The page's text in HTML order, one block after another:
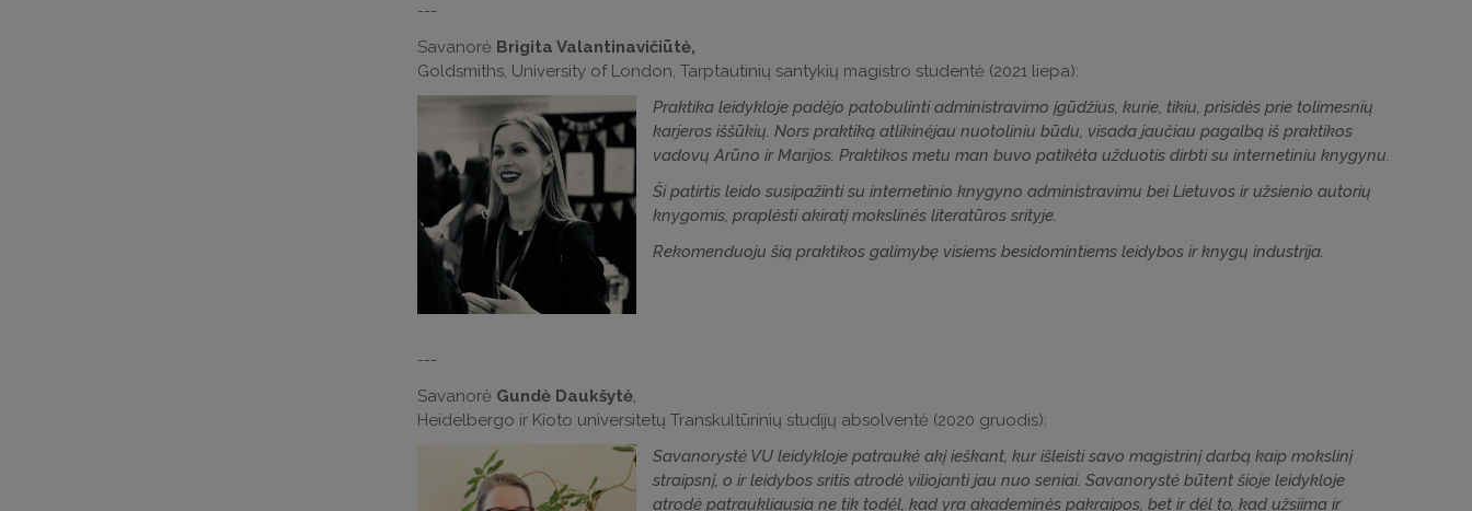
---
Savanorė Brigita Valantinavičiūtė,
Goldsmiths, University of London, Tarptautinių santykių magistro studentė (2021 liepa):
Praktika leidykloje padėjo patobulinti administravimo įgūdžius, kurie, tikiu, prisidės prie tolimesnių
karjeros iššūkių. Nors praktiką atlikinėjau nuotoliniu būdu, visada jaučiau pagalbą iš praktikos
vadovų Arūno ir Marijos. Praktikos metu man buvo patikėta užduotis dirbti su internetiniu knygynu.
Ši patirtis leido susipažinti su internetinio knygyno administravimu bei Lietuvos ir užsienio autorių
knygomis, praplėsti akiratį mokslinės literatūros srityje.
Rekomenduoju šią praktikos galimybę visiems besidomintiems leidybos ir knygų industrija.
---
Savanorė Gundė Daukšytė,
Heidelbergo ir Kioto universitetų Transkultūrinių studijų absolventė (2020 gruodis):
Savanorystė VU leidykloje patraukė akį ieškant, kur išleisti savo magistrinį darbą kaip mokslinį
straipsnį, o ir leidybos sritis atrodė viliojanti jau nuo seniai. Savanorystė būtent šioje leidykloje
atrodė patraukliausia ne tik todėl, kad yra akademinės pakraipos, bet ir dėl to, kad užsiima ir